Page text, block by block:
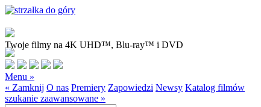
Twoje filmy na 4K UHD™, Blu-ray™ i DVD
Menu »
« Zamknij O nas Premiery Zapowiedzi Newsy Katalog filmów
szukanie zaawansowane »